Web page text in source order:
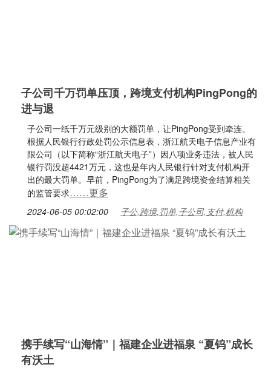
子公司千万罚单压顶，跨境支付机构PingPong的
进与退
子公司一纸千万元级别的大额罚单，让PingPong受到牵连。
根据人民银行行政处罚公示信息表，浙江航天电子信息产业有
限公司（以下简称“浙江航天电子”）因八项业务违法，被人民
银行罚没超4421万元，这也是年内人民银行针对支付机构开
出的最大罚单。早前，PingPong为了满足跨境资金结算相关
的监管要求……更多
2024-06-05 00:02:00 子公,跨境,罚单,子公司,支付,机构
携手续写“山海情”｜福建企业进福泉 “夏钨”成长
有沃土